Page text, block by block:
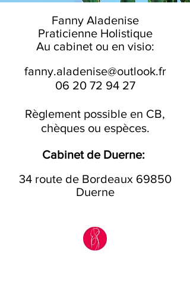
Fanny Aladenise
Praticienne Holistique
Au cabinet ou en visio:
fanny.aladenise@outlook.fr
06 20 72 94 27
Règlement possible en CB,
chèques ou espèces.
Cabinet de Duerne:
34 route de Bordeaux 69850
Duerne